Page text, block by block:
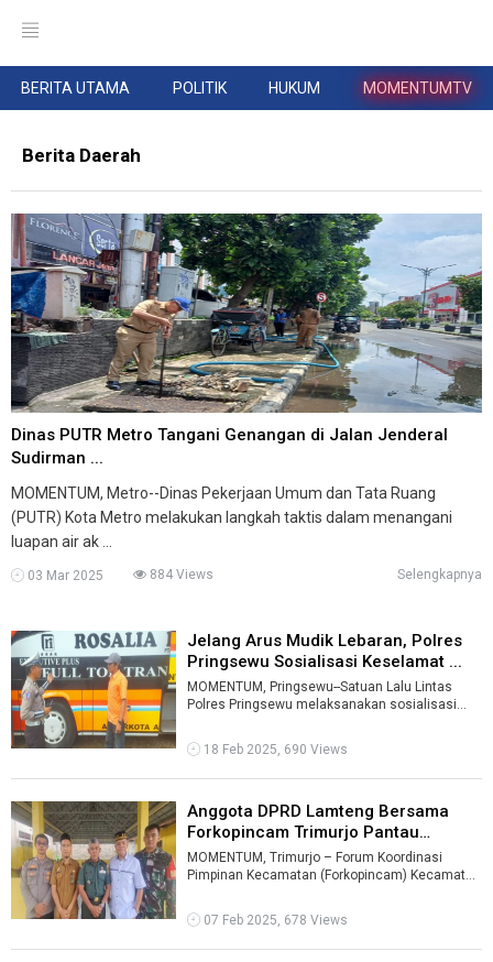
BERITA UTAMA POLITIK HUKUM MOMENTUMTV
Berita Daerah
Dinas PUTR Metro Tangani Genangan di Jalan Jenderal
Sudirman ...
MOMENTUM, Metro--Dinas Pekerjaan Umum dan Tata Ruang
(PUTR) Kota Metro melakukan langkah taktis dalam menangani
luapan air ak ...
03 Mar 2025 884 Views Selengkapnya
Jelang Arus Mudik Lebaran, Polres
Pringsewu Sosialisasi Keselamat ...
MOMENTUM, Pringsewu--Satuan Lalu Lintas
Polres Pringsewu melaksanakan sosialisasi
18 Feb 2025, 690 Views
Anggota DPRD Lamteng Bersama
Forkopincam Trimurjo Pantau
Pemiliha ...
MOMENTUM, Trimurjo – Forum Koordinasi
Pimpinan Kecamatan (Forkopincam) Kecamatan
...
07 Feb 2025, 678 Views